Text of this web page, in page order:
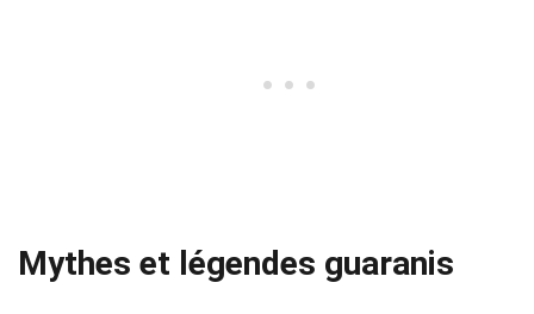
Mythes et légendes guaranis